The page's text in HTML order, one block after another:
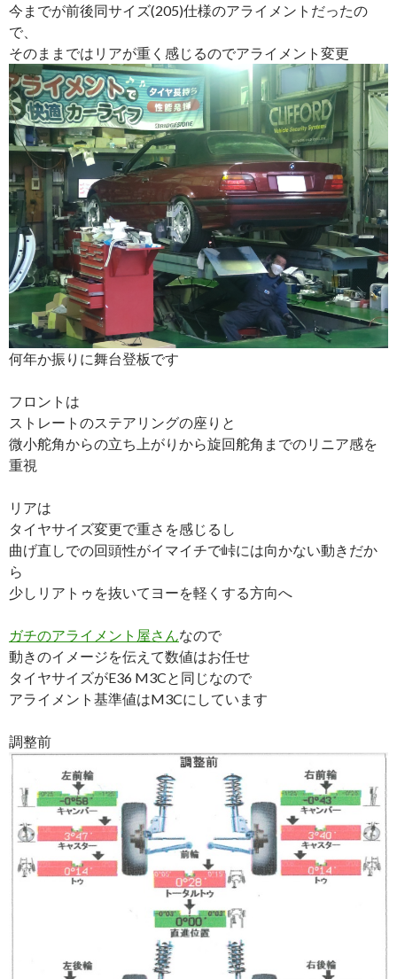
今までが前後同サイズ(205)仕様のアライメントだったの
で、
そのままではリアが重く感じるのでアライメント変更
何年か振りに舞台登板です
フロントは
ストレートのステアリングの座りと
微小舵角からの立ち上がりから旋回舵角までのリニア感を
重視
リアは
タイヤサイズ変更で重さを感じるし
曲げ直しでの回頭性がイマイチで峠には向かない動きだか
ら
少しリアトゥを抜いてヨーを軽くする方向へ
ガチのアライメント屋さんなので
動きのイメージを伝えて数値はお任せ
タイヤサイズがE36 M3Cと同じなので
アライメント基準値はM3Cにしています
調整前